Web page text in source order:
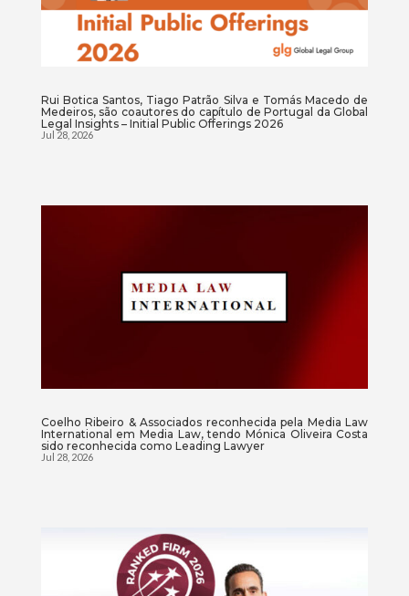
Rui Botica Santos, Tiago Patrão Silva e Tomás Macedo de
Medeiros, são coautores do capítulo de Portugal da Global
Legal Insights – Initial Public Offerings 2026
Jul 28, 2026
Coelho Ribeiro & Associados reconhecida pela Media Law
International em Media Law, tendo Mónica Oliveira Costa
sido reconhecida como Leading Lawyer
Jul 28, 2026